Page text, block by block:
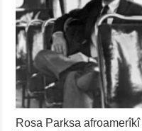
Rosa Parksa